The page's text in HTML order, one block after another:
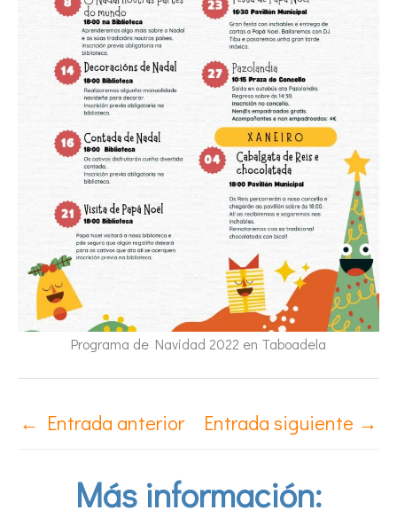
Programa de Navidad 2022 en Taboadela
← Entrada anterior Entrada siguiente →
Más información: